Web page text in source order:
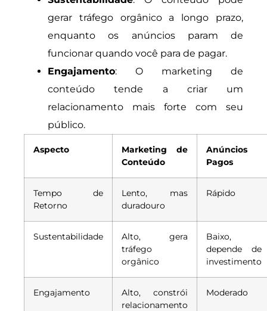
gerar tráfego orgânico a longo prazo,
enquanto os anúncios param de
funcionar quando você para de pagar.
Engajamento: O marketing de
conteúdo tende a criar um
relacionamento mais forte com seu
público.
Aspecto
Marketing de
Conteúdo
Anúncios
Pagos
Tempo de
Retorno
Lento, mas
duradouro
Rápido
Sustentabilidade
Alto, gera
tráfego
orgânico
Baixo,
depende de
investimento
Engajamento
Alto, constrói
relacionamento
Moderado